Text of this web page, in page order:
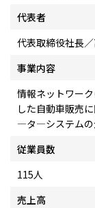
代表者
代表取締役社長
事業内容
情報ネットワー
した自動車販売
―タ―システムの
従業員数
115人
売上高